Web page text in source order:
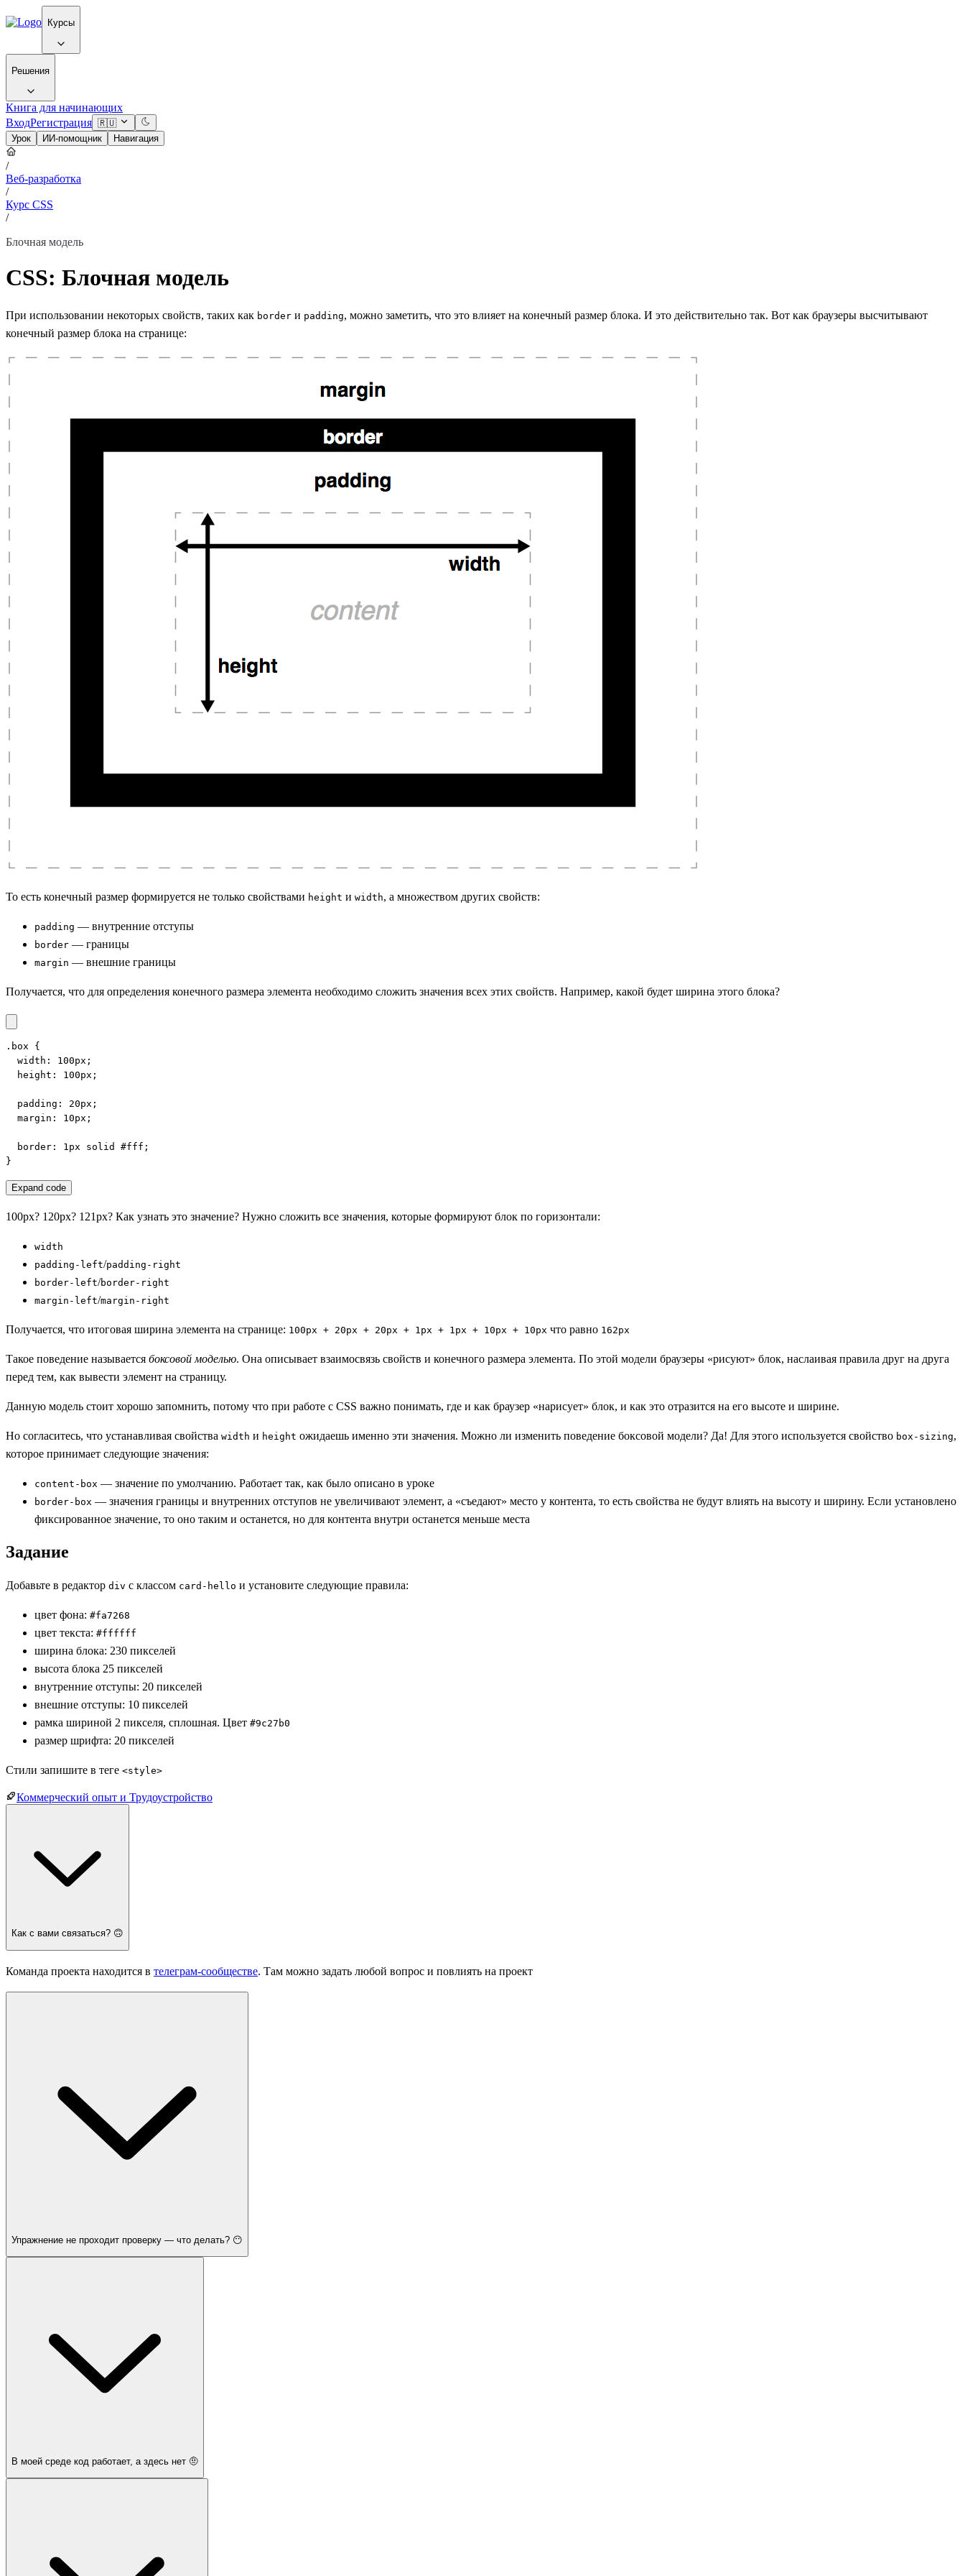
Курсы
Решения
Книга для начинающих
ВходРегистрация 🇷🇺
Урок
ИИ-помощник Навигация
/
Веб-разработка
/
Курс CSS
/
Блочная модель
CSS: Блочная модель
При использовании некоторых свойств, таких как border и padding, можно заметить, что это влияет на конечный размер блока. И это действительно так. Вот как браузеры высчитывают
конечный размер блока на странице:
То есть конечный размер формируется не только свойствами height и width, а множеством других свойств:
padding — внутренние отступы
border — границы
margin — внешние границы
Получается, что для определения конечного размера элемента необходимо сложить значения всех этих свойств. Например, какой будет ширина этого блока?
.box {
  width: 100px;
  height: 100px;
  padding: 20px;
  margin: 10px;
  border: 1px solid #fff;
}
Expand code
100px? 120px? 121px? Как узнать это значение? Нужно сложить все значения, которые формируют блок по горизонтали:
width
padding-left/padding-right
border-left/border-right
margin-left/margin-right
Получается, что итоговая ширина элемента на странице: 100px + 20px + 20px + 1px + 1px + 10px + 10px что равно 162px
Такое поведение называется боксовой моделью. Она описывает взаимосвязь свойств и конечного размера элемента. По этой модели браузеры «рисуют» блок, наслаивая правила друг на друга
перед тем, как вывести элемент на страницу.
Данную модель стоит хорошо запомнить, потому что при работе с CSS важно понимать, где и как браузер «нарисует» блок, и как это отразится на его высоте и ширине.
Но согласитесь, что устанавливая свойства width и height ожидаешь именно эти значения. Можно ли изменить поведение боксовой модели? Да! Для этого используется свойство box-sizing,
которое принимает следующие значения:
content-box — значение по умолчанию. Работает так, как было описано в уроке
border-box — значения границы и внутренних отступов не увеличивают элемент, а «съедают» место у контента, то есть свойства не будут влиять на высоту и ширину. Если установлено
фиксированное значение, то оно таким и останется, но для контента внутри останется меньше места
Задание
Добавьте в редактор div с классом card-hello и установите следующие правила:
цвет фона: #fa7268
цвет текста: #ffffff
ширина блока: 230 пикселей
высота блока 25 пикселей
внутренние отступы: 20 пикселей
внешние отступы: 10 пикселей
рамка шириной 2 пикселя, сплошная. Цвет #9c27b0
размер шрифта: 20 пикселей
Стили запишите в теге <style>
Коммерческий опыт и Трудоустройство
Как с вами связаться? 🙃
Команда проекта находится в телеграм-сообществе. Там можно задать любой вопрос и повлиять на проект
Упражнение не проходит проверку — что делать? 😶
В моей среде код работает, а здесь нет 🤨